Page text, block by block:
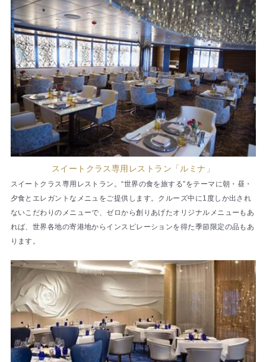
スイートクラス専用レストラン「ルミナ」
スイートクラス専用レストラン。“世界の食を旅する”をテーマに朝・昼・
夕食とエレガントなメニュをご提供します。クルーズ中に1度しか出され
ないこだわりのメニューで、ゼロから創りあげたオリジナルメニューもあ
れば、世界各地の寄港地からインスピレーションを得た季節限定の品もあ
ります。